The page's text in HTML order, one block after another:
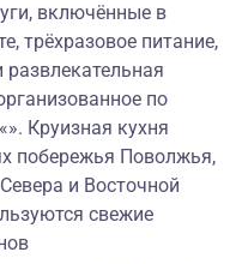
включённые в
трёхразовое питание,
развлекательная
по
Круизная кухня
побережья Поволжья,
и Восточной
свежие